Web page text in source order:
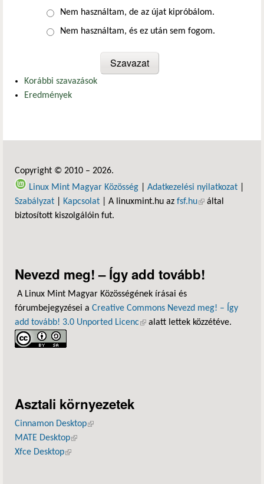
Nem használtam, de az újat kipróbálom.
Nem használtam, és ez után sem fogom.
Korábbi szavazások
Eredmények
Copyright © 2010 – 2026.
Linux Mint Magyar Közösség
Adatkezelési nyilatkozat
Szabályzat
Kapcsolat | A linuxmint.hu az fsf.hu(külső hivatkozás)
által
biztosított kiszolgálóin fut.
Nevezd meg! – Így add tovább!
A Linux Mint Magyar Közösségének írásai és
fórumbejegyzései a Creative Commons Nevezd meg! – Így
add tovább! 3.0 Unported Licenc(külső hivatkozás)
alatt lettek közzétéve.
Asztali környezetek
Cinnamon Desktop(külső hivatkozás)
MATE Desktop(külső hivatkozás)
Xfce Desktop(külső hivatkozás)